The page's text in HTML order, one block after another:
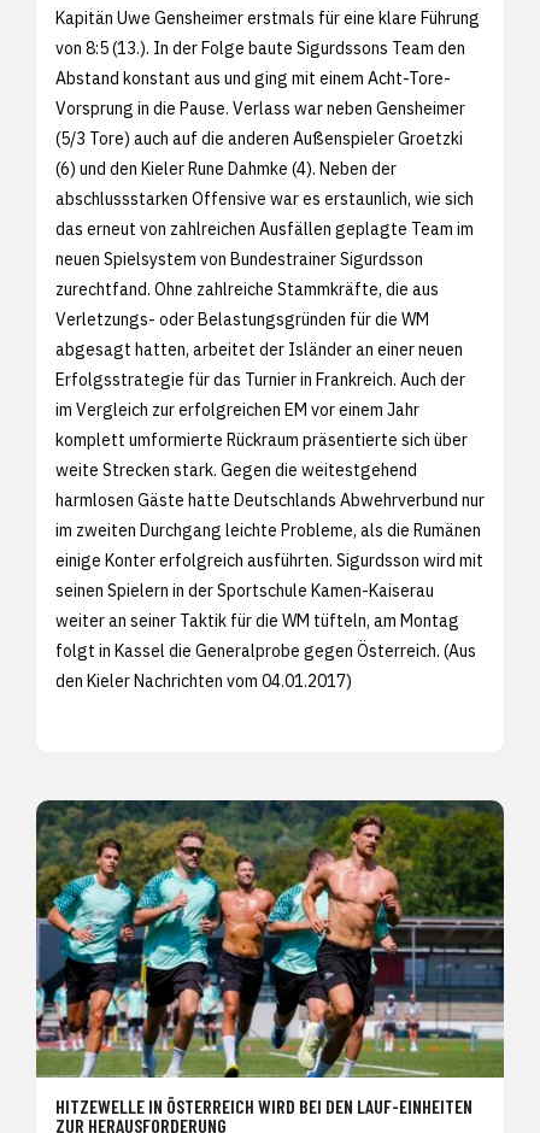
Kapitän Uwe Gensheimer erstmals für eine klare Führung
von 8:5 (13.). In der Folge baute Sigurdssons Team den
Abstand konstant aus und ging mit einem Acht-Tore-
Vorsprung in die Pause. Verlass war neben Gensheimer
(5/3 Tore) auch auf die anderen Außenspieler Groetzki
(6) und den Kieler Rune Dahmke (4). Neben der
abschlussstarken Offensive war es erstaunlich, wie sich
das erneut von zahlreichen Ausfällen geplagte Team im
neuen Spielsystem von Bundestrainer Sigurdsson
zurechtfand. Ohne zahlreiche Stammkräfte, die aus
Verletzungs- oder Belastungsgründen für die WM
abgesagt hatten, arbeitet der Isländer an einer neuen
Erfolgsstrategie für das Turnier in Frankreich. Auch der
im Vergleich zur erfolgreichen EM vor einem Jahr
komplett umformierte Rückraum präsentierte sich über
weite Strecken stark. Gegen die weitestgehend
harmlosen Gäste hatte Deutschlands Abwehrverbund nur
im zweiten Durchgang leichte Probleme, als die Rumänen
einige Konter erfolgreich ausführten. Sigurdsson wird mit
seinen Spielern in der Sportschule Kamen-Kaiserau
weiter an seiner Taktik für die WM tüfteln, am Montag
folgt in Kassel die Generalprobe gegen Österreich. (Aus
den Kieler Nachrichten vom 04.01.2017)
HITZEWELLE IN ÖSTERREICH WIRD BEI DEN LAUF-EINHEITEN
ZUR HERAUSFORDERUNG